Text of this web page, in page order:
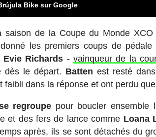
Bike sur Google
saison de la Coupe du Monde
les premiers coups de
Evie Richards - vainqueur de la
dès le départ. Batten est resté
faibli dans la réponse et ont perdu
regroupe pour boucler ensemble
et des fers de lance comme Loana
après, ils se sont détachés du